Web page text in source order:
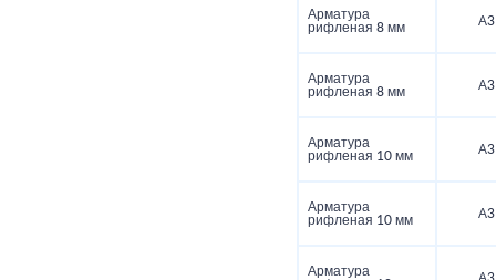
Арматура
рифленая 8 мм
А3
Арматура
рифленая 8 мм
А3
Арматура
рифленая 10 мм
А3
Арматура
рифленая 10 мм
А3
Арматура